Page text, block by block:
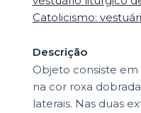
Catolicismo:
Descrição
Objeto consiste
na cor roxa
laterais. Nas duas